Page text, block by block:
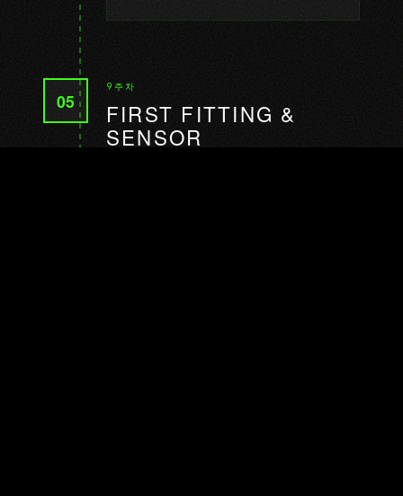
05
9주차
FIRST FITTING &
SENSOR